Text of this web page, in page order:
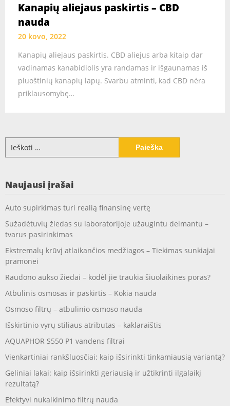
Kanapių aliejaus paskirtis – CBD
nauda
20 kovo, 2022
Kanapių aliejaus paskirtis. CBD aliejus arba kitaip dar
vadinamas kanabidiolis yra randamas ir išgaunamas iš
pluoštinių kanapių lapų. Svarbu atminti, kad CBD nėra
priklausomybę…
Naujausi įrašai
Auto supirkimas turi realią finansinę vertę
Sužadėtuvių žiedas su laboratorijoje užaugintu deimantu –
tvarus pasirinkimas
Ekstremalų krūvį atlaikančios medžiagos – Tiekimas sunkiajai
pramonei
Raudono aukso žiedai – kodėl jie traukia šiuolaikines poras?
Atbulinis osmosas ir paskirtis – Kokia nauda
Osmoso filtrų – atbulinio osmoso nauda
Išskirtinio vyrų stiliaus atributas – kaklaraištis
AQUAPHOR S550 P1 vandens filtrai
Vienkartiniai rankšluosčiai: kaip išsirinkti tinkamiausią variantą?
Geliniai lakai: kaip išsirinkti geriausią ir užtikrinti ilgalaikį
rezultatą?
Efektyvi nukalkinimo filtrų nauda